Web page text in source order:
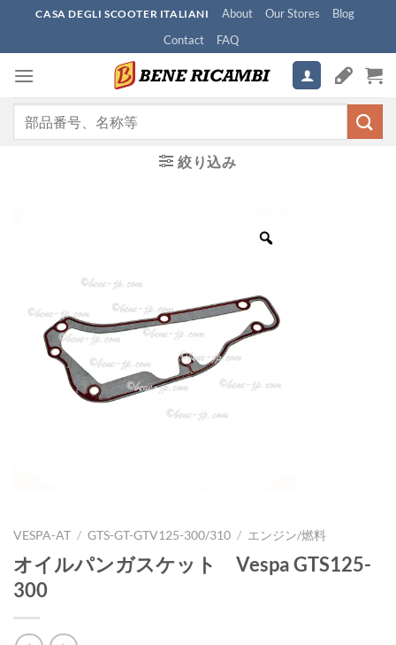
content
CASA DEGLI SCOOTER ITALIANI About Our Stores
Blog
Contact
FAQ
絞り込み
VESPA-AT / GTS-GT-GTV125-300/310 / エンジン/燃料
オイルパンガスケット Vespa GTS125-
300